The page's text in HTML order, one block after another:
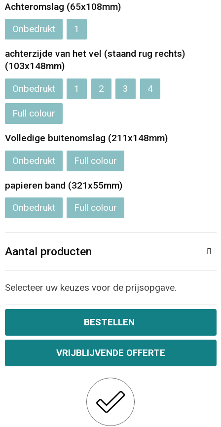
Achteromslag (65x108mm)
Onbedrukt 1
achterzijde van het vel (staand rug rechts)
(103x148mm)
Onbedrukt 1 2 3 4
Full colour
Volledige buitenomslag (211x148mm)
Onbedrukt Full colour
papieren band (321x55mm)
Onbedrukt Full colour
Aantal producten
Selecteer uw keuzes voor de prijsopgave.
BESTELLEN
VRIJBLIJVENDE OFFERTE